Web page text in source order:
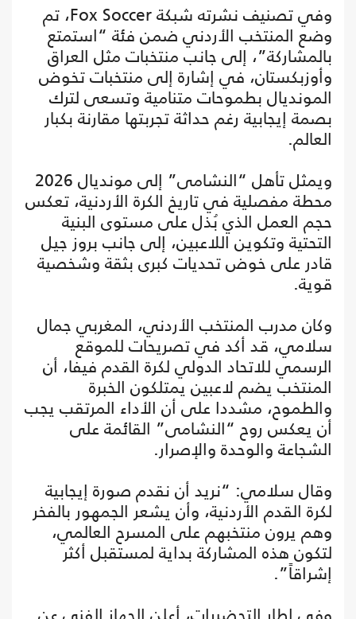
وفي تصنيف نشرته شبكة Fox Soccer، تم
وضع المنتخب الأردني ضمن فئة “استمتع
بالمشاركة”، إلى جانب منتخبات مثل العراق
وأوزبكستان، في إشارة إلى منتخبات تخوض
المونديال بطموحات متنامية وتسعى لترك
بصمة إيجابية رغم حداثة تجربتها مقارنة بكبار
العالم.
ويمثل تأهل “النشامى” إلى مونديال 2026
محطة مفصلية في تاريخ الكرة الأردنية، تعكس
حجم العمل الذي بُذل على مستوى البنية
التحتية وتكوين اللاعبين، إلى جانب بروز جيل
قادر على خوض تحديات كبرى بثقة وشخصية
قوية.
وكان مدرب المنتخب الأردني، المغربي جمال
سلامي، قد أكد في تصريحات للموقع
الرسمي للاتحاد الدولي لكرة القدم فيفا، أن
المنتخب يضم لاعبين يمتلكون الخبرة
والطموح، مشددا على أن الأداء المرتقب يجب
أن يعكس روح “النشامى” القائمة على
الشجاعة والوحدة والإصرار.
وقال سلامي: “نريد أن نقدم صورة إيجابية
لكرة القدم الأردنية، وأن يشعر الجمهور بالفخر
وهم يرون منتخبهم على المسرح العالمي،
لتكون هذه المشاركة بداية لمستقبل أكثر
إشراقاً”.